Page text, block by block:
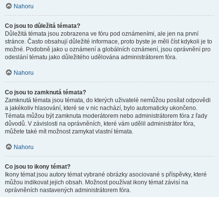
Nahoru
Co jsou to důležitá témata?
Důležitá témata jsou zobrazena ve fóru pod oznámeními, ale jen na první
stránce. Často obsahují důležité informace, proto byste je měli číst kdykoli je to
možné. Podobně jako u oznámení a globálních oznámení, jsou oprávnění pro
odeslání tématu jako důležitého udělována administrátorem fóra.
Nahoru
Co jsou to zamknutá témata?
Zamknutá témata jsou témata, do kterých uživatelé nemůžou posílat odpovědi
a jakékoliv hlasování, které se v nic nachází, bylo automaticky ukončeno.
Témata můžou být zamknuta moderátorem nebo administrátorem fóra z řady
důvodů. V závislosti na oprávněních, které vám udělil administrátor fóra,
můžete také mít možnost zamykat vlastní témata.
Nahoru
Co jsou to ikony témat?
Ikony témat jsou autory témat vybrané obrázky asociované s příspěvky, které
můžou indikovat jejich obsah. Možnost používat ikony témat závisí na
oprávněních nastavených administrátorem fóra.